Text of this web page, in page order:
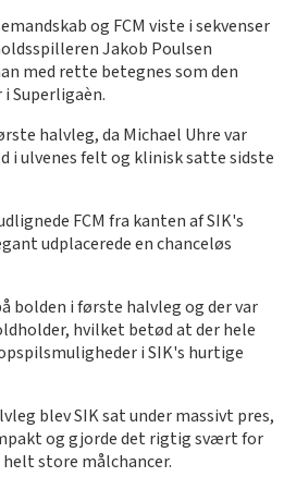
og FCM viste i sekvenser
Jakob Poulsen
med rette betegnes som den
Superligaèn.
halvleg, da Michael Uhre var
i ulvenes felt og klinisk satte sidste
FCM fra kanten af SIK's
udplacerede en chanceløs
bolden i første halvleg og der var
hvilket betød at der hele
i SIK's hurtige
blev SIK sat under massivt pres,
og gjorde det rigtig svært for
store målchancer.